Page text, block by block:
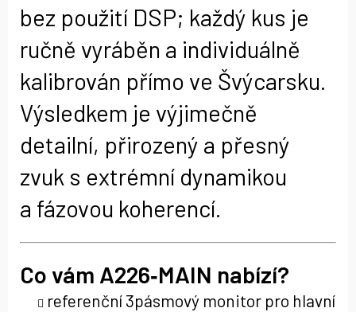
bez použití DSP; každý kus je
ručně vyráběn a individuálně
kalibrován přímo ve Švýcarsku.
Výsledkem je výjimečně
detailní, přirozený a přesný
zvuk s extrémní dynamikou
a fázovou koherencí.
Co vám A226‑MAIN nabízí?
referenční 3pásmový monitor pro hlavní